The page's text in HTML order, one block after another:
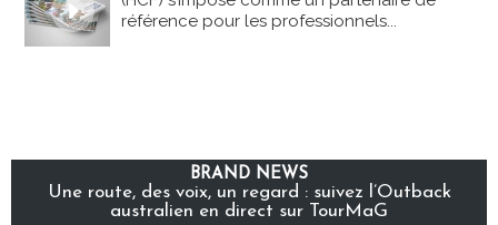
référence pour les professionnels...
BRAND NEWS
Une route, des voix, un regard : suivez l’Outback
australien en direct sur TourMaG